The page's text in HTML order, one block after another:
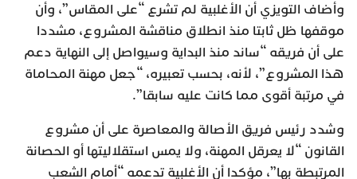
وأضاف التويزي أن الأغلبية لم تشرع “على المقاس”، وأن
موقفها ظل ثابتا منذ انطلاق مناقشة المشروع، مشددا
على أن فريقه “ساند منذ البداية وسيواصل إلى النهاية دعم
هذا المشروع”، لأنه، بحسب تعبيره، “جعل مهنة المحاماة
في مرتبة أقوى مما كانت عليه سابقا”.
وشدد رئيس فريق الأصالة والمعاصرة على أن مشروع
القانون “لا يعرقل المهنة، ولا يمس استقلاليتها أو الحصانة
المرتبطة بها”، مؤكدا أن الأغلبية تدعمه “أمام الشعب